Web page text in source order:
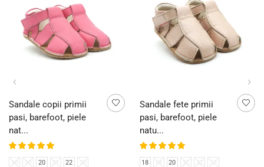
Sandale copii primii
pasi, barefoot, piele
nat...
18 19 20 21 22
23
Sandale fete primii
pasi, barefoot, piele
natu...
18 19 20 21 22
23